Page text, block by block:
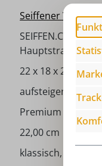
Seiffener
SEIFFEN.COM by
Hauptstraße 132,
22 x 18 x 22 cm
aufsteigende
Premium
22,00 cm
klassisch,